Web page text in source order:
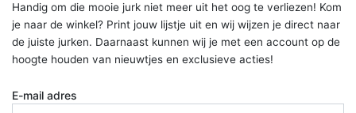
Handig om die mooie jurk niet meer uit het oog te verliezen! Kom
je naar de winkel? Print jouw lijstje uit en wij wijzen je direct naar
de juiste jurken. Daarnaast kunnen wij je met een account op de
hoogte houden van nieuwtjes en exclusieve acties!
E-mail adres